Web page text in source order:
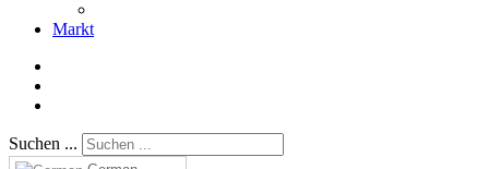
Markt
Suchen ...